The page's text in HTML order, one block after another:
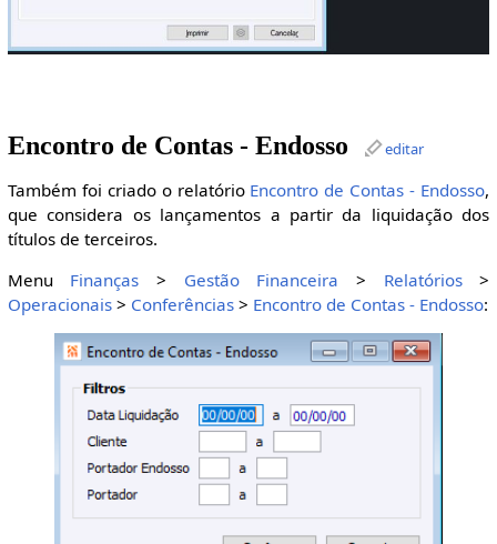
Encontro de Contas - Endosso editar
Também foi criado o relatório Encontro de Contas - Endosso,
que considera os lançamentos a partir da liquidação dos
títulos de terceiros.
Menu Finanças > Gestão Financeira > Relatórios>
Operacionais> Conferências> Encontro de Contas - Endosso: